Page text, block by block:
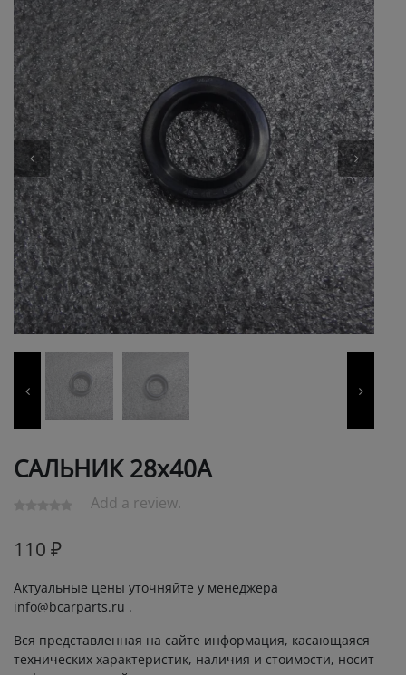
САЛЬНИК 28х40А
Add a review.
110 ₽
Актуальные цены уточняйте у менеджера
info@bcarparts.ru .
Вся представленная на сайте информация, касающаяся
технических характеристик, наличия и стоимости, носит